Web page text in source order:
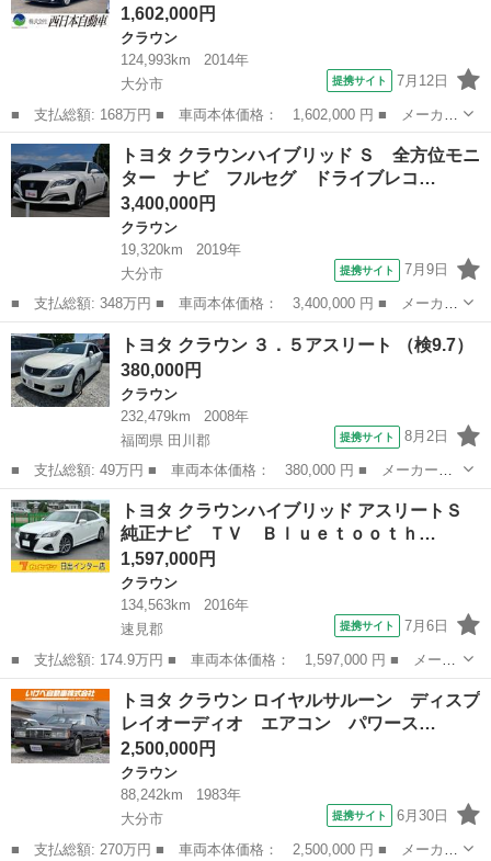
1,602,000円
クラウン
124,993km
2014年
大分市
提携サイト 7月12日
■ 支払総額: 168万円 ■ 車両本体価格： 1,602,000 円 ■ メーカー
名： トヨタ ■ 車種名： クラウンハイブリッド ■ グレード
名： アスリートＳ 純正ＨＤＤナビ 地デジ Ｂｌｕｅｔｏｏｔ
ｈ バックモニタ...
大分 大分市 クラウン
トヨタ クラウンハイブリッド Ｓ 全方位モニ
ター ナビ フルセグ ドライブレコ…
3,400,000円
クラウン
19,320km
2019年
大分市
提携サイト 7月9日
■ 支払総額: 348万円 ■ 車両本体価格： 3,400,000 円 ■ メーカー
名： トヨタ ■ 車種名： クラウンハイブリッド ■ グレード
名： Ｓ 全方位モニター ナビ フルセグ ドライブレコーダー
ＥＴＣ パワー...
大分 大分市 クラウン
トヨタ クラウン ３．５アスリート （検9.7）
380,000円
クラウン
232,479km
2008年
福岡県 田川郡
提携サイト 8月2日
■ 支払総額: 49万円 ■ 車両本体価格： 380,000 円 ■ メーカー
名： トヨタ ■ 車種名： クラウン ■ グレード名： ３．５アス
リート ■ 排気量： 3500cc ■ ドア枚数： 4D ■ ミッション：
M...
福岡 田川郡 クラウン
トヨタ クラウンハイブリッド アスリートＳ
純正ナビ ＴＶ Ｂｌｕｅｔｏｏｔｈ…
1,597,000円
クラウン
134,563km
2016年
速見郡
提携サイト 7月6日
■ 支払総額: 174.9万円 ■ 車両本体価格： 1,597,000 円 ■ メーカ
ー名： トヨタ ■ 車種名： クラウンハイブリッド ■ グレード
名： アスリートＳ 純正ナビ ＴＶ Ｂｌｕｅｔｏｏｔｈ ＣＤ／
ＤＶＤ Ｅ...
大分 速見郡 クラウン
トヨタ クラウン ロイヤルサルーン ディスプ
レイオーディオ エアコン パワース…
2,500,000円
クラウン
88,242km
1983年
大分市
提携サイト 6月30日
■ 支払総額: 270万円 ■ 車両本体価格： 2,500,000 円 ■ メーカー